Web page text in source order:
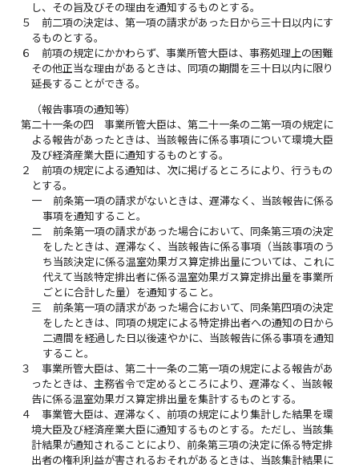
し、その旨及びその理由を通知するものとする。
５
前二項の決定は、第一項の請求があった日から三十日以内にす
るものとする。
６
前項の規定にかかわらず、事業所管大臣は、事務処理上の困難
その他正当な理由があるときは、同項の期間を三十日以内に限り
延長することができる。
（報告事項の通知等）
第二十一条の四
事業所管大臣は、第二十一条の二第一項の規定に
よる報告があったときは、当該報告に係る事項について環境大臣
及び経済産業大臣に通知するものとする。
２
前項の規定による通知は、次に掲げるところにより、行うもの
とする。
一
前条第一項の請求がないときは、遅滞なく、当該報告に係る
事項を通知すること。
二
前条第一項の請求があった場合において、同条第三項の決定
をしたときは、遅滞なく、当該報告に係る事項（当該事項のう
ち当該決定に係る温室効果ガス算定排出量については、これに
代えて当該特定排出者に係る温室効果ガス算定排出量を事業所
ごとに合計した量）を通知すること。
三
前条第一項の請求があった場合において、同条第四項の決定
をしたときは、同項の規定による特定排出者への通知の日から
二週間を経過した日以後速やかに、当該報告に係る事項を通知
すること。
３
事業所管大臣は、第二十一条の二第一項の規定による報告があ
ったときは、主務省令で定めるところにより、遅滞なく、当該報
告に係る温室効果ガス算定排出量を集計するものとする。
４
事業管大臣は、遅滞なく、前項の規定により集計した結果を環
境大臣及び経済産業大臣に通知するものとする。ただし、当該集
計結果が通知されることにより、前条第三項の決定に係る特定排
出者の権利利益が害されるおそれがあるときは、当該集計結果に